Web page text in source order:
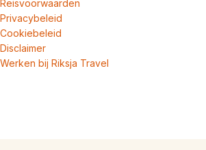
Reisvoorwaarden
Privacybeleid
Cookiebeleid
Disclaimer
Werken bij Riksja Travel